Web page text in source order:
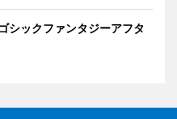
シックファンタジーアフタ